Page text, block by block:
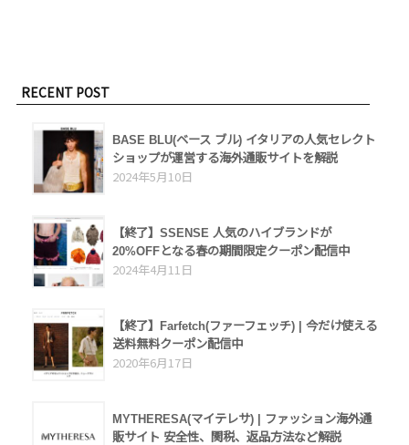
RECENT POST
BASE BLU(ベース ブル) イタリアの人気セレクト
ショップが運営する海外通販サイトを解説
2024年5月10日
【終了】SSENSE 人気のハイブランドが
20%OFFとなる春の期間限定クーポン配信中
2024年4月11日
【終了】Farfetch(ファーフェッチ) | 今だけ使える
送料無料クーポン配信中
2020年6月17日
MYTHERESA(マイテレサ) | ファッション海外通
販サイト 安全性、関税、返品方法など解説